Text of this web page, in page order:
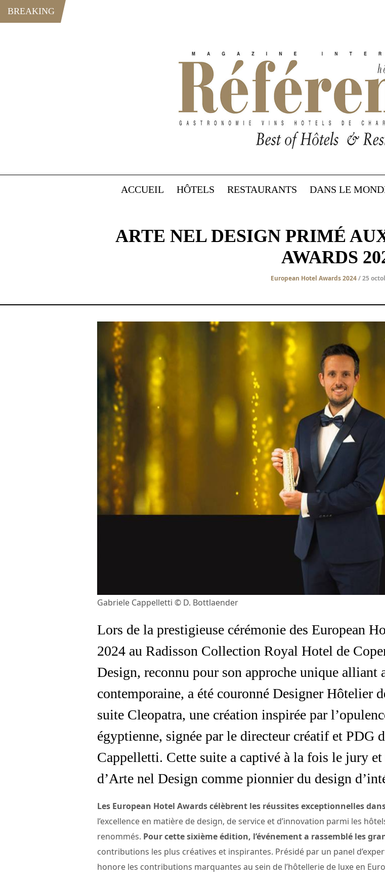
BREAKING
ACCUEIL HÔTELS RESTAURANTS DANS LE
ARTE NEL DESIGN PRIMÉ
AWARDS
European Hotel Awards 2024/ 25
Gabriele Cappelletti © D. Bottlaender
Lors de la prestigieuse cérémonie des European
2024 au Radisson Collection Royal Hotel de
Design, reconnu pour son approche unique alliant
contemporaine, a été couronné Designer Hôtelier
suite Cleopatra, une création inspirée par
égyptienne, signée par le directeur créatif et PDG
Cappelletti. Cette suite a captivé à la fois le jury
d’Arte nel Design comme pionnier du design
Les European Hotel Awards célèbrent les réussites exceptionnelles
l’excellence en matière de design, de service et d’innovation parmi les
renommés. Pour cette sixième édition, l’événement a rassemblé les
contributions les plus créatives et inspirantes. Présidé par un panel
honore les contributions marquantes au sein de l’hôtellerie de luxe en